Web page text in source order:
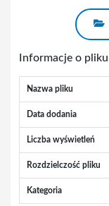
Informacje o pliku
Nazwa pliku
Data dodania
Liczba wyświetleń
Rozdzielczość pliku
Kategoria